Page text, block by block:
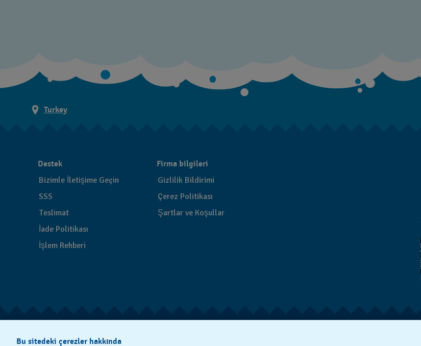
Turkey
Destek
Bizimle İletişime Geçin
SSS
Teslimat
İade Politikası
İşlem Rehberi
Firma bilgileri
Gizlilik Bildirimi
Çerez Politikası
Şartlar ve Koşullar
Bu sitedeki çerezler hakkında